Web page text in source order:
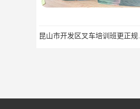
昆山市开发区叉车培训班更正规快速拿